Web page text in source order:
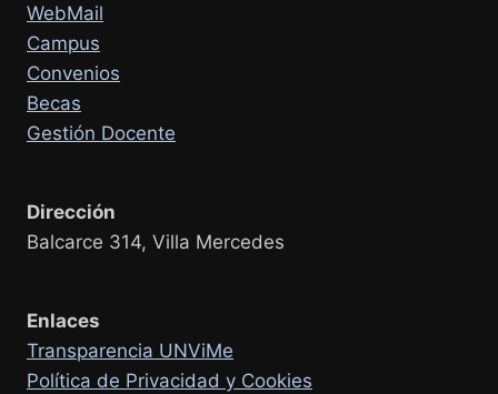
WebMail
Campus
Convenios
Becas
Gestión Docente
Dirección
Balcarce 314, Villa Mercedes
Enlaces
Transparencia UNViMe
Política de Privacidad y Cookies